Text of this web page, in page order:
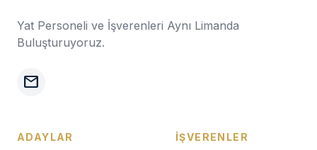
Yat Personeli ve İşverenleri Aynı Limanda
Buluşturuyoruz.
mail
ADAYLAR İŞVERENLER